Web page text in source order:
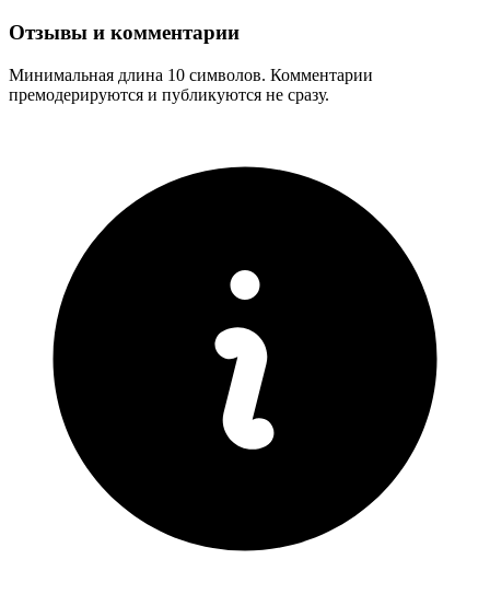
Отзывы и комментарии
Минимальная длина 10 символов. Комментарии
премодерируются и публикуются не сразу.